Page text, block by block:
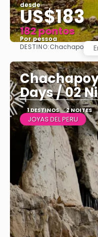
desde
US$183
182 pontos
Por pessoa
DESTINO:Chachapoyas
Days / 02
1 DESTINOS 2 NOITES
JOYAS DEL PERU